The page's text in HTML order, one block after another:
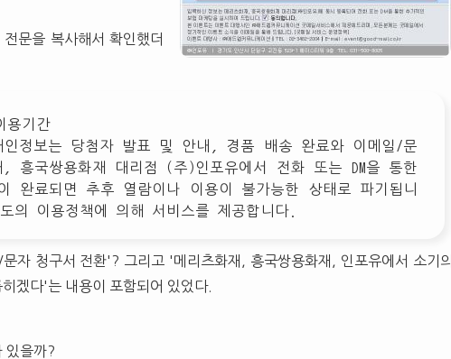
문을 복사해서 확인했더
용기간
인정보는 당첨자 발표 및 안내, 경품 배송 완료와 이메일/문
흥국쌍용화재 대리점 (주)인포유에서 전화 또는 DM을 통한
완료되면 추후 열람이나 이용이 불가능한 상태로 파기됩니
의 이용정책에 의해 서비스를 제공합니다.
자 청구서 전환'? 그리고 '메리츠화재, 흥국쌍용화재, 인포유에서 소기의
겠다'는 내용이 포함되어 있었다.
있을까?